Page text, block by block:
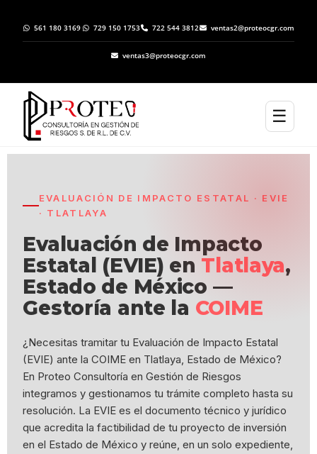
561 180 3169 729 150 1753 722 544 3812 ventas2@proteocgr.com
ventas3@proteocgr.com
☰
EVALUACIÓN DE IMPACTO ESTATAL · EVIE
· TLATLAYA
Evaluación de Impacto
Estatal (EVIE) en Tlatlaya,
Estado de México —
Gestoría ante la COIME
¿Necesitas tramitar tu Evaluación de Impacto Estatal
(EVIE) ante la COIME en Tlatlaya, Estado de México?
En Proteo Consultoría en Gestión de Riesgos
integramos y gestionamos tu trámite completo hasta su
resolución. La EVIE es el documento técnico y jurídico
que acredita la factibilidad de tu proyecto de inversión
en el Estado de México y reúne, en un solo expediente,